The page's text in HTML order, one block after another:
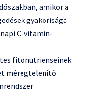
amikor a
gyakorisága
C-vitamin-
fitonutrienseinek
méregtelenítő